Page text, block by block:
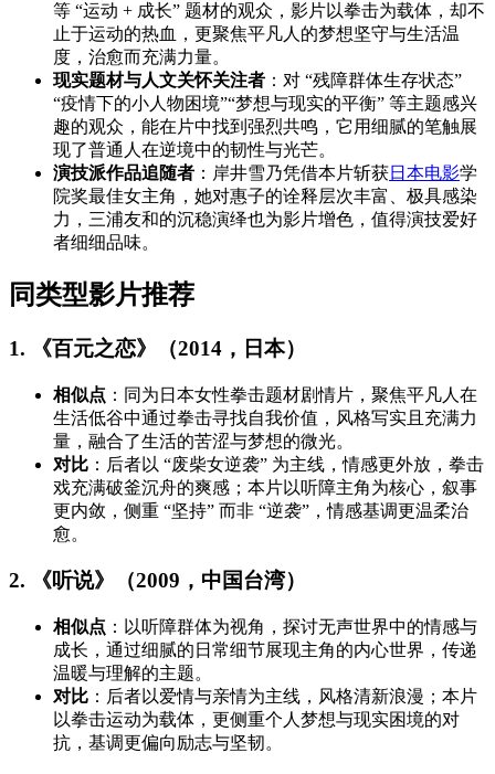
等 “运动 + 成长” 题材的观众，影片以拳击为载体，却不
止于运动的热血，更聚焦平凡人的梦想坚守与生活温
度，治愈而充满力量。
现实题材与人文关怀关注者 ：对 “残障群体生存状态”
“疫情下的小人物困境”“梦想与现实的平衡” 等主题感兴
趣的观众，能在片中找到强烈共鸣，它用细腻的笔触展
现了普通人在逆境中的韧性与光芒。
演技派作品追随者 ：岸井雪乃凭借本片斩获日本电影学
院奖最佳女主角，她对惠子的诠释层次丰富、极具感染
力，三浦友和的沉稳演绎也为影片增色，值得演技爱好
者细细品味。
同类型影片推荐
1. 《百元之恋》（2014，日本）
相似点 ：同为日本女性拳击题材剧情片，聚焦平凡人在
生活低谷中通过拳击寻找自我价值，风格写实且充满力
量，融合了生活的苦涩与梦想的微光。
对比 ：后者以 “废柴女逆袭” 为主线，情感更外放，拳击
戏充满破釜沉舟的爽感；本片以听障主角为核心，叙事
更内敛，侧重 “坚持” 而非 “逆袭”，情感基调更温柔治
愈。
2. 《听说》（2009，中国台湾）
相似点 ：以听障群体为视角，探讨无声世界中的情感与
成长，通过细腻的日常细节展现主角的内心世界，传递
温暖与理解的主题。
对比 ：后者以爱情与亲情为主线，风格清新浪漫；本片
以拳击运动为载体，更侧重个人梦想与现实困境的对
抗，基调更偏向励志与坚韧。